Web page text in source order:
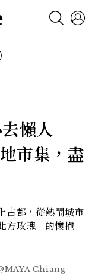
懶人
市集，盡
古都，從熱鬧城市
方玫瑰」的懷抱
Chiang